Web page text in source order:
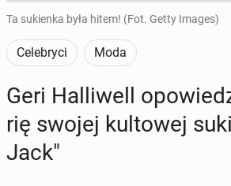
Ta sukienka była hitem! (Fot. Getty Images)
Celebryci Moda
Geri Hal­li­well
rię swojej kul­to­wej
Jack"